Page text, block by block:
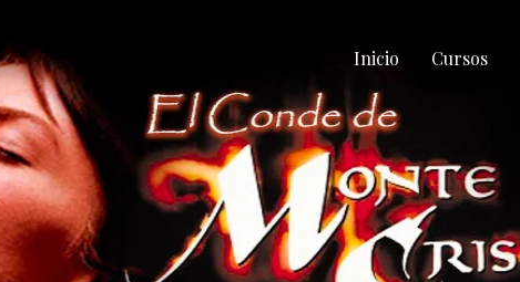
Inicio Cursos